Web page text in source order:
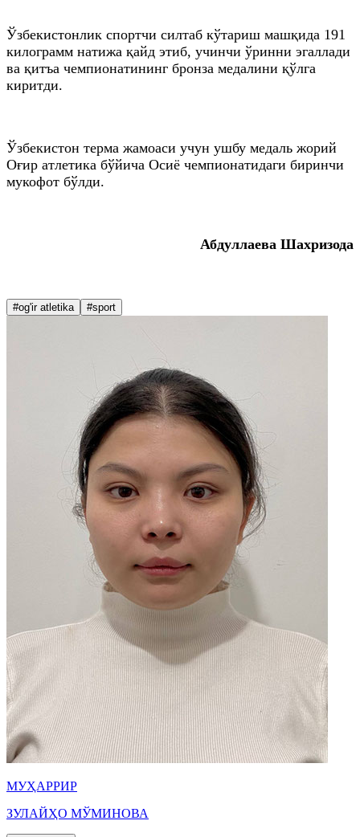
Ўзбекистонлик спортчи силтаб кўтариш машқида 191
килограмм натижа қайд этиб, учинчи ўринни эгаллади
ва қитъа чемпионатининг бронза медалини қўлга
киритди.
Ўзбекистон терма жамоаси учун ушбу медаль жорий
Оғир атлетика бўйича Осиё чемпионатидаги биринчи
мукофот бўлди.
Абдуллаева Шахризода
#og'ir atletika #sport
МУҲАРРИР
ЗУЛАЙҲО МЎМИНОВА